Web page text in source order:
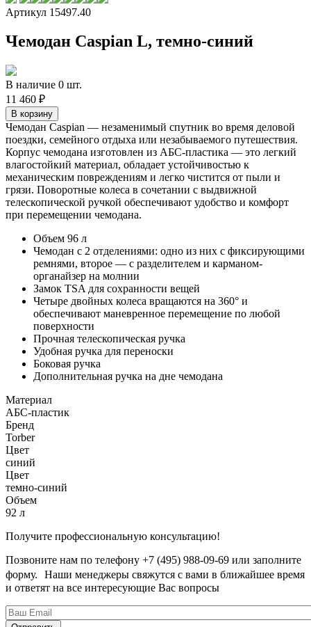
Артикул 15497.40
Чемодан Caspian L, темно-синий
В наличие 0 шт.
11 460 ₽
Чемодан Caspian — незаменимый спутник во время деловой
поездки, семейного отдыха или незабываемого путешествия.
Корпус чемодана изготовлен из АБС-пластика — это легкий
влагостойкий материал, обладает устойчивостью к
механическим повреждениям и легко чистится от пыли и
грязи. Поворотные колеса в сочетании с выдвижной
телескопической ручкой обеспечивают удобство и комфорт
при перемещении чемодана.
Объем 96 л
Чемодан с 2 отделениями: одно из них с фиксирующими
ремнями, второе — с разделителем и карманом-
органайзер на молнии
Замок TSA для сохранности вещей
Четыре двойных колеса вращаются на 360° и
обеспечивают маневренное перемещение по любой
поверхности
Прочная телескопическая ручка
Удобная ручка для переноски
Боковая ручка
Дополнительная ручка на дне чемодана
Материал
АБС-пластик
Бренд
Torber
Цвет
синий
Цвет
темно-синий
Объем
92 л
Получите профессиональную консультацию!
Позвоните нам по телефону +7 (495) 988-09-69 или заполните
форму. Наши менеджеры свяжутся с вами в ближайшее время
и ответят на все интересующие Вас вопросы